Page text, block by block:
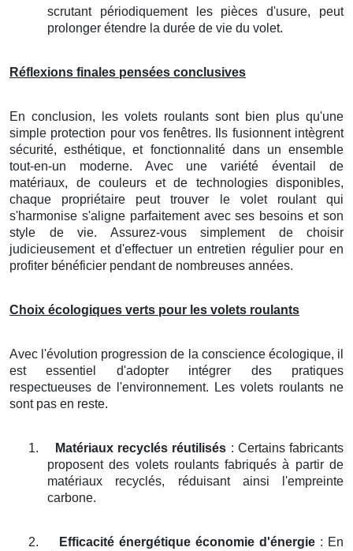
scrutant périodiquement les pièces d'usure, peut
prolonger étendre la durée de vie du volet.
Réflexions finales pensées conclusives
En conclusion, les volets roulants sont bien plus qu'une
simple protection pour vos fenêtres. Ils fusionnent intègrent
sécurité, esthétique, et fonctionnalité dans un ensemble
tout-en-un moderne. Avec une variété éventail de
matériaux, de couleurs et de technologies disponibles,
chaque propriétaire peut trouver le volet roulant qui
s'harmonise s'aligne parfaitement avec ses besoins et son
style de vie. Assurez-vous simplement de choisir
judicieusement et d'effectuer un entretien régulier pour en
profiter bénéficier pendant de nombreuses années.
Choix écologiques verts pour les volets roulants
Avec l'évolution progression de la conscience écologique, il
est essentiel d'adopter intégrer des pratiques
respectueuses de l'environnement. Les volets roulants ne
sont pas en reste.
1. Matériaux recyclés réutilisés : Certains fabricants
proposent des volets roulants fabriqués à partir de
matériaux recyclés, réduisant ainsi l'empreinte
carbone.
2. Efficacité énergétique économie d'énergie: En